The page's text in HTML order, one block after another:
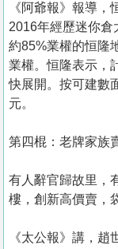
《阿爺報》報導，
2016年經歷迷你
約85%業權的恒隆
業權。恒隆表示，
快展開。按可建數
元。
第四棍：老牌家族
有人辭官歸故里，
樓，創新高價賣，
《太公報》講，